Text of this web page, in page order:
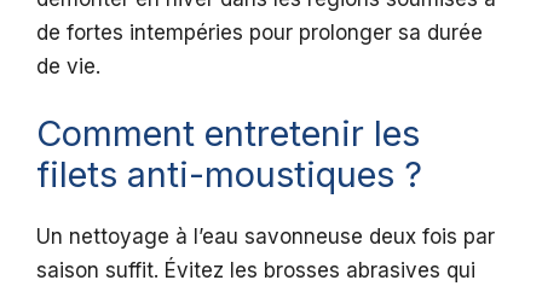
de fortes intempéries pour prolonger sa durée
de vie.
Comment entretenir les
filets anti-moustiques ?
Un nettoyage à l’eau savonneuse deux fois par
saison suffit. Évitez les brosses abrasives qui